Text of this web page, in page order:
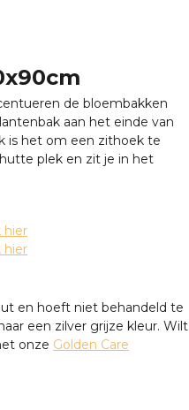
de bloembakken
aan het einde van
is het om een zithoek te
plek en zit je in het
hier
hier
en hoeft niet behandeld te
een zilver grijze kleur. Wilt
onze Golden Care